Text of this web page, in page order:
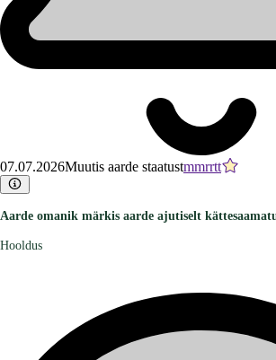
07.07.2026Muutis aarde staatustmmrrtt
Aarde omanik märkis aarde ajutiselt
Hooldus